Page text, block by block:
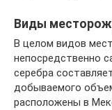
Виды
В целом видов
непосредственно
серебра
добываемого
расположены в